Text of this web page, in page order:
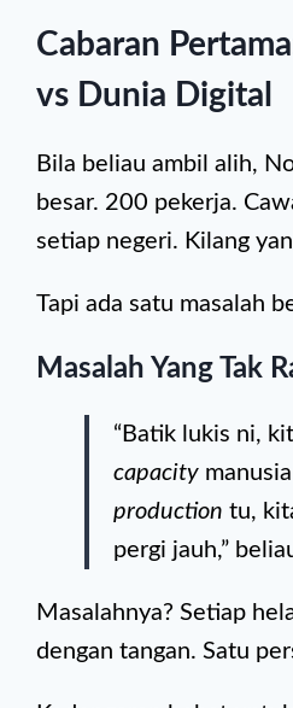
Cabaran
vs Dunia Digital
Bila beliau ambil alih,
besar. 200 pekerja.
setiap negeri. Kilang
Tapi ada satu masalah
Masalah Yang Tak
“Batik lukis ni,
capacity
production tu,
pergi jauh,”
Masalahnya? Setiap
dengan tangan. Satu